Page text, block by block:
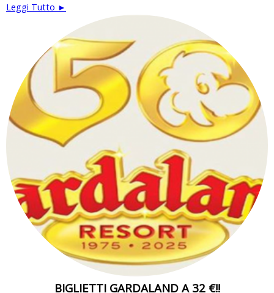
Leggi Tutto ►
BIGLIETTI GARDALAND A 32 €!!